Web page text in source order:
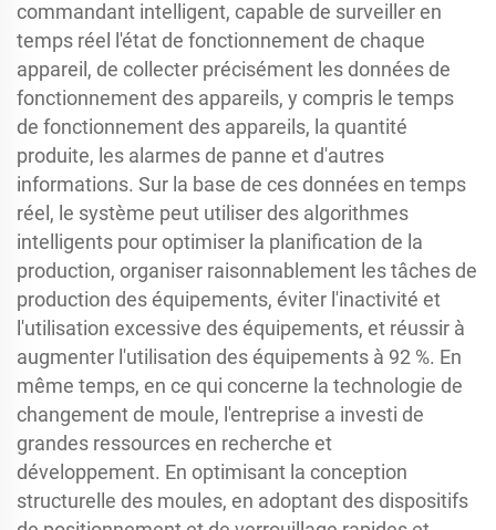
commandant intelligent, capable de surveiller en
temps réel l'état de fonctionnement de chaque
appareil, de collecter précisément les données de
fonctionnement des appareils, y compris le temps
de fonctionnement des appareils, la quantité
produite, les alarmes de panne et d'autres
informations. Sur la base de ces données en temps
réel, le système peut utiliser des algorithmes
intelligents pour optimiser la planification de la
production, organiser raisonnablement les tâches de
production des équipements, éviter l'inactivité et
l'utilisation excessive des équipements, et réussir à
augmenter l'utilisation des équipements à 92 %. En
même temps, en ce qui concerne la technologie de
changement de moule, l'entreprise a investi de
grandes ressources en recherche et
développement. En optimisant la conception
structurelle des moules, en adoptant des dispositifs